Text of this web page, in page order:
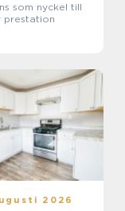
som nyckel till
prestation
2026